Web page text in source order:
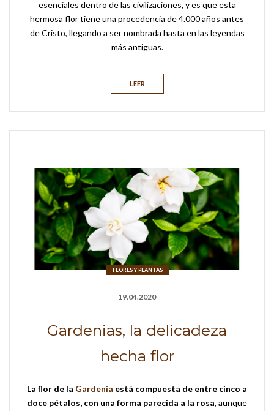
esenciales dentro de las civilizaciones, y es que esta
hermosa flor tiene una procedencia de 4.000 años antes
de Cristo, llegando a ser nombrada hasta en las leyendas
más antiguas.
LEER
FLORES Y PLANTAS
19.04.2020
Gardenias, la delicadeza
hecha flor
La flor de la Gardenia está compuesta de entre cinco a
doce pétalos, con una forma parecida a la rosa, aunque